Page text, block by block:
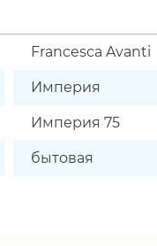
Francesca Avanti
Империя
Империя 75
бытовая